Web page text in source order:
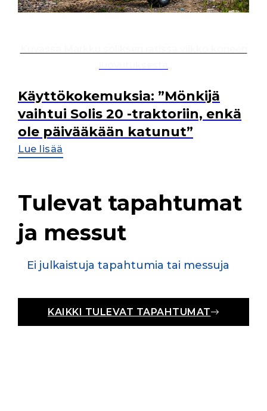
Käyttökokemuksia: ”Mönkijä
vaihtui Solis 20 -traktoriin, enkä
ole päivääkään katunut”
Lue lisää
Tulevat tapahtumat
ja messut
Ei julkaistuja tapahtumia tai messuja
KAIKKI TULEVAT TAPAHTUMAT